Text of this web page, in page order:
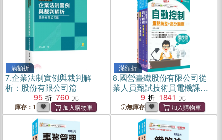
滿額折
7.企業法制實例與裁判解
析：股份有限公司篇
95
760
庫存：1
滿額折
8.國營臺鐵股份有限公司從
業人員甄試技術員電機課文
版套書（共四冊）
9 1841
無庫存